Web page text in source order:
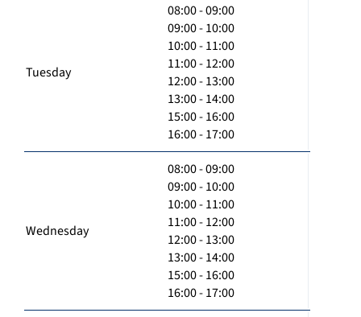
Tuesday
08:00 - 09:00
09:00 - 10:00
10:00 - 11:00
11:00 - 12:00
12:00 - 13:00
13:00 - 14:00
15:00 - 16:00
16:00 - 17:00
Wednesday
08:00 - 09:00
09:00 - 10:00
10:00 - 11:00
11:00 - 12:00
12:00 - 13:00
13:00 - 14:00
15:00 - 16:00
16:00 - 17:00